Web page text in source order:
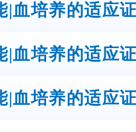
|血培养的适应
|血培养的适应
|血培养的适应